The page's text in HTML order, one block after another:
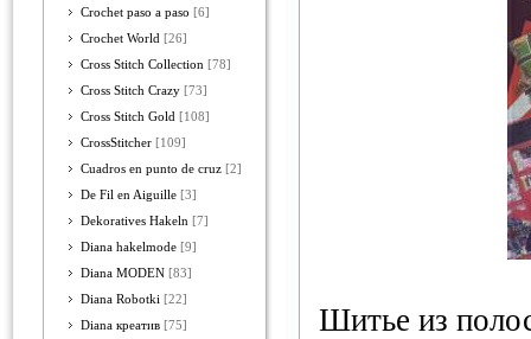
Crochet paso a paso [6]
Crochet World [26]
Cross Stitch Collection [78]
Cross Stitch Crazy [73]
Cross Stitch Gold [108]
CrossStitcher [109]
Cuadros en punto de cruz [2]
De Fil en Aiguille [3]
Dekoratives Hakeln [7]
Diana hakelmode [9]
Diana MODEN [83]
Diana Robotki [22]
Diana креатив [75]
Шитье из